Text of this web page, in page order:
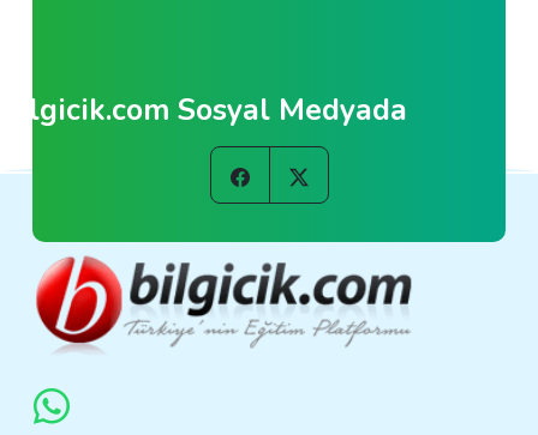
Bilgicik.com Sosyal Medyada